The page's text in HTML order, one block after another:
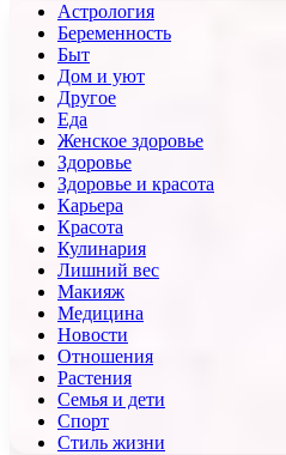
Астрология
Беременность
Быт
Дом и уют
Другое
Еда
Женское здоровье
Здоровье
Здоровье и красота
Карьера
Красота
Кулинария
Лишний вес
Макияж
Медицина
Новости
Отношения
Растения
Семья и дети
Спорт
Стиль жизни